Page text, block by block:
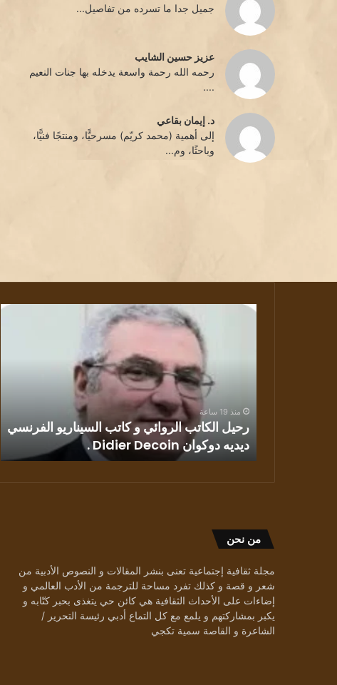
جميل جدا ما تسرده من تفاصيل...
عزيز حسين الشايب
رحمه الله رحمة واسعة يدخله بها جنات النعيم
....
د. إيمان بقاعي
إلى أهمية (محمد كريّم) مسرحيًّا، ومنتجًا فنيًّا،
وباحثًا، وم...
رحيل
ديديه
دوكوان
Didier
Decoin
منذ 19 ساعة
رحيل الكاتب الروائي و كاتب السيناريو الفرنسي
ديديه دوكوان Didier Decoin .
من نحن
مجلة ثقافية إجتماعية تعنى بنشر المقالات و النصوص الأدبية من
شعر و قصة و كذلك تفرد مساحة للترجمة من الأدب العالمي و
إضاءات على الأحداث الثقافية هي كائن حي يتغذى بحبر كتّابه و
يكبر بمشاركتهم و يلمع مع كل التماع أدبي رئيسة التحرير /
الشاعرة و القاصة سمية تكجي